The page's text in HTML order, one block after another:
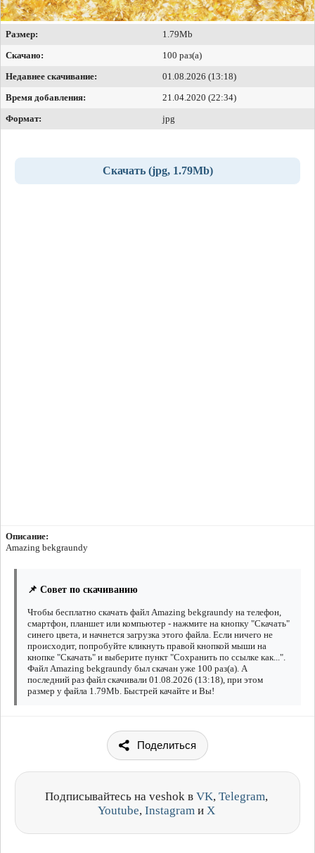
Размер:
1.79Mb
Скачано:
100 раз(а)
Недавнее скачивание:
01.08.2026 (13:18)
Время добавления:
21.04.2020 (22:34)
Формат:
jpg
Скачать (jpg, 1.79Mb)
Описание:
Amazing bekgraundy
📌 Совет по скачиванию
Чтобы бесплатно скачать файл Amazing bekgraundy на телефон,
смартфон, планшет или компьютер - нажмите на кнопку "Скачать"
синего цвета, и начнется загрузка этого файла. Если ничего не
происходит, попробуйте кликнуть правой кнопкой мыши на
кнопке "Скачать" и выберите пункт "Сохранить по ссылке как...".
Файл Amazing bekgraundy был скачан уже 100 раз(а). А
последний раз файл скачивали 01.08.2026 (13:18), при этом
размер у файла 1.79Mb. Быстрей качайте и Вы!
Поделиться
Подписывайтесь на veshok в VK, Telegram,
Youtube, Instagram и X